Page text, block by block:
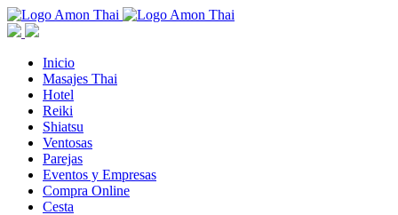
Inicio
Masajes Thai
Hotel
Reiki
Shiatsu
Ventosas
Parejas
Eventos y Empresas
Compra Online
Cesta